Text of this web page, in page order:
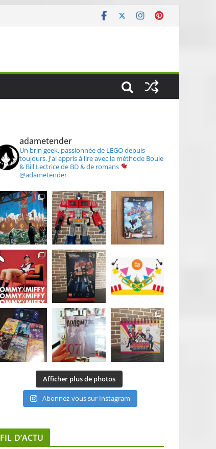
adametender
Un brin geek, passionnée de LEGO depuis
toujours. J'ai appris à lire avec la méthode Boule
& Bill Lectrice de BD & de romans
@adametender
Afficher plus de photos
Abonnez-vous sur Instagram
FIL D’ACTU